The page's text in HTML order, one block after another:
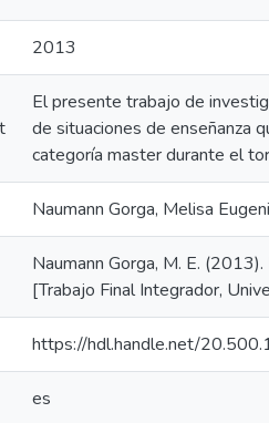
2013
El presente trabajo de
de situaciones de enseñanza
categoría master durante el
Naumann Gorga, Melisa
Naumann Gorga, M. E.
[Trabajo Final Integrador,
https://hdl.handle.net/
es